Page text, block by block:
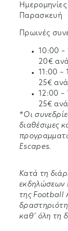
Παρασκευή
Πρωινές
10:00
20€
11:00
25€
12:00
25€
* Οι
διαθέσιμες
Escapes.
Κατά τη
εκδηλώσεων
της Football
καθ’ όλη τη